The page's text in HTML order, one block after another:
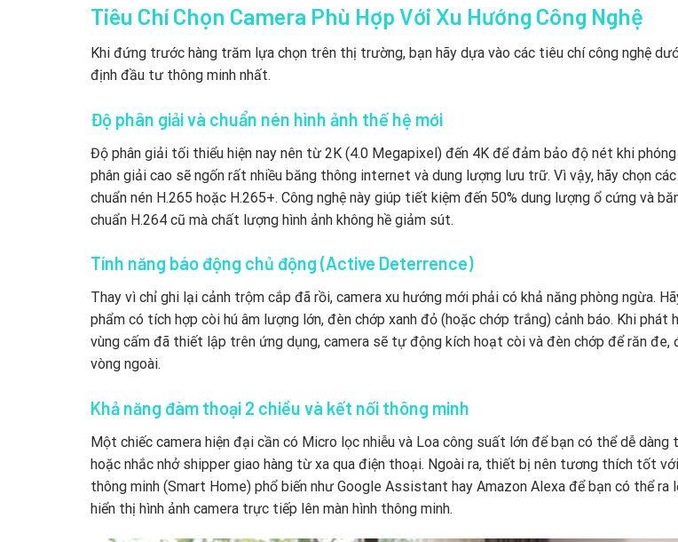
Tiêu Chí Chọn Camera Phù Hợp Với Xu Hướng Công Nghệ
Khi đứng trước hàng trăm lựa chọn trên thị trường, bạn hãy dựa vào các tiêu chí công nghệ
định đầu tư thông minh nhất.
Độ phân giải và chuẩn nén hình ảnh thế hệ mới
Độ phân giải tối thiểu hiện nay nên từ 2K (4.0 Megapixel) đến 4K để đảm bảo độ nét khi
phân giải cao sẽ ngốn rất nhiều băng thông internet và dung lượng lưu trữ. Vì vậy, hãy chọn
chuẩn nén H.265 hoặc H.265+. Công nghệ này giúp tiết kiệm đến 50% dung lượng ổ cứng và
chuẩn H.264 cũ mà chất lượng hình ảnh không hề giảm sút.
Tính năng báo động chủ động (Active Deterrence)
Thay vì chỉ ghi lại cảnh trộm cắp đã rồi, camera xu hướng mới phải có khả năng phòng ngừa.
phẩm có tích hợp còi hú âm lượng lớn, đèn chớp xanh đỏ (hoặc chớp trắng) cảnh báo. Khi phát
vùng cấm đã thiết lập trên ứng dụng, camera sẽ tự động kích hoạt còi và đèn chớp để răn đe,
vòng ngoài.
Khả năng đàm thoại 2 chiều và kết nối thông minh
Một chiếc camera hiện đại cần có Micro lọc nhiễu và Loa công suất lớn để bạn có thể dễ dàng
hoặc nhắc nhở shipper giao hàng từ xa qua điện thoại. Ngoài ra, thiết bị nên tương thích tốt
thông minh (Smart Home) phổ biến như Google Assistant hay Amazon Alexa để bạn có thể ra
hiển thị hình ảnh camera trực tiếp lên màn hình thông minh.